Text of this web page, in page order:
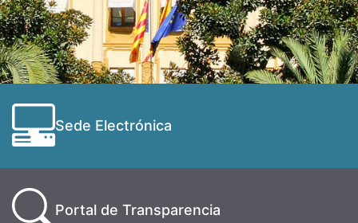
Sede Electrónica
Portal de Transparencia